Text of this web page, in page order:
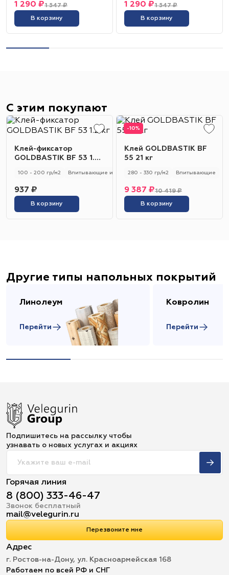
1 547 ₽
1 290 ₽
В корзину
1 547 ₽
1 290 ₽
В корзину
С этим покупают
Клей-фиксатор
GOLDBASTIK BF 53 1.2
100 - 200 гр/м2 Впитывающие и не впитывающие Универсальный
937 ₽
В корзину
-10%
Клей GOLDBASTIK BF
55 21 кг
280 - 330 гр/м2 Впитывающие
10 419 ₽
9 387 ₽
В корзину
Другие типы напольных покрытий
Линолеум
Перейти
Ковролин
Перейти
Подпишитесь на рассылку чтобы
узнавать о новых услугах и акциях
Горячая линия
8 (800) 333-46-47
Звонок бесплатный
mail@velegurin.ru
Перезвоните мне
Адрес
г. Ростов-на-Дону, ул. Красноармейская 168
Работаем по всей РФ и СНГ